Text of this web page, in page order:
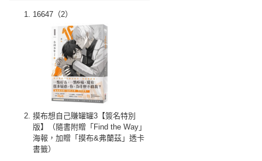
16647（2）
摸布想自己賺罐罐3【簽名特別
版】（隨書附贈「Find the Way」
海報，加贈「摸布&弗蘭茲」透卡
書籤）